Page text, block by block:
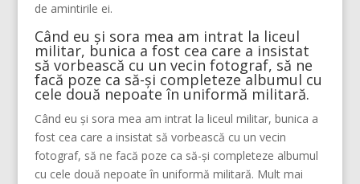
de amintirile ei.
Când eu și sora mea am intrat la liceul
militar, bunica a fost cea care a insistat
să vorbească cu un vecin fotograf, să ne
facă poze ca să-și completeze albumul cu
cele două nepoate în uniformă militară.
Când eu și sora mea am intrat la liceul militar, bunica a
fost cea care a insistat să vorbească cu un vecin
fotograf, să ne facă poze ca să-și completeze albumul
cu cele două nepoate în uniformă militară. Mult mai